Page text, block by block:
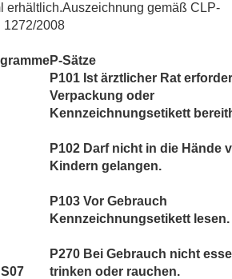
erhältlich.Auszeichnung gemäß CLP-
1272/2008
P-Sätze
P101 Ist ärztlicher Rat
Verpackung oder
Kennzeichnungsetikett
P102 Darf nicht in die Hände
Kindern gelangen.
P103 Vor Gebrauch
Kennzeichnungsetikett lesen.
P270 Bei Gebrauch nicht
trinken oder rauchen.